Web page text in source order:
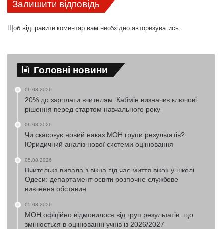
Залишити відповідь
Щоб відправити коментар вам необхідно авторизуватись.
Головні новини
06.08.2026
20% до зарплати вчителям: Кабмін визначив ключові
рішення перед стартом навчального року
06.08.2026
Чи скасовує новий наказ МОН групи результатів?
Юридичний аналіз нової системи оцінювання
05.08.2026
Вчителька випала з вікна під час миття вікон у школі
Одеси: департамент освіти розпочне службове
вивчення обставин
05.08.2026
МОН офіційно відмовилося від груп результатів: що
змінюється в оцінюванні учнів із 2026/2027